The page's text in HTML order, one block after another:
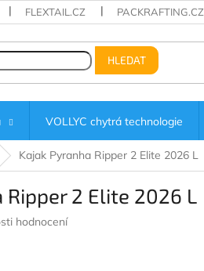
FLEXTAIL.CZ PACKRAFTING.CZ
HLEDAT
VOLLYC chytrá technologie
Kajak Pyranha Ripper 2 Elite 2026 L
Ripper 2 Elite 2026 L
hodnocení